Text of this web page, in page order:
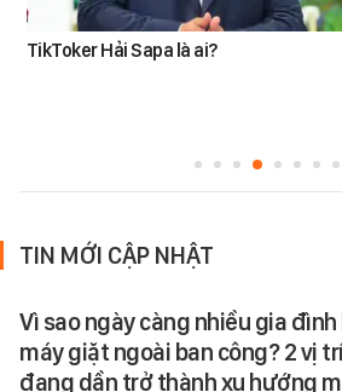
TikToker Hải Sapa là ai?
TIN MỚI CẬP NHẬT
Vì sao ngày càng nhiều gia
máy giặt ngoài ban công? 2 vị
đang dần trở thành xu hướng